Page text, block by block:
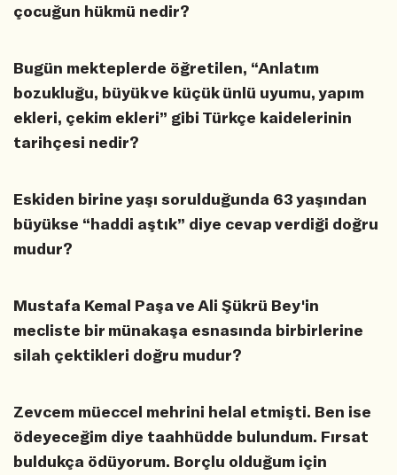
çocuğun hükmü nedir?
Bugün mekteplerde öğretilen, “Anlatım
bozukluğu, büyük ve küçük ünlü uyumu, yapım
ekleri, çekim ekleri” gibi Türkçe kaidelerinin
tarihçesi nedir?
Eskiden birine yaşı sorulduğunda 63 yaşından
büyükse “haddi aştık” diye cevap verdiği doğru
mudur?
Mustafa Kemal Paşa ve Ali Şükrü Bey'in
mecliste bir münakaşa esnasında birbirlerine
silah çektikleri doğru mudur?
Zevcem müeccel mehrini helal etmişti. Ben ise
ödeyeceğim diye taahhüdde bulundum. Fırsat
buldukça ödüyorum. Borçlu olduğum için